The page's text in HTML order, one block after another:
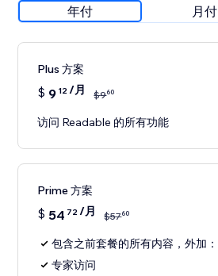
年付 月付
Plus 方案
$ 9 12/月 $960
访问 Readable 的所有功能
Prime 方案
$ 54 72/月 $5760
包含之前套餐的所有内容，外加：
专家访问